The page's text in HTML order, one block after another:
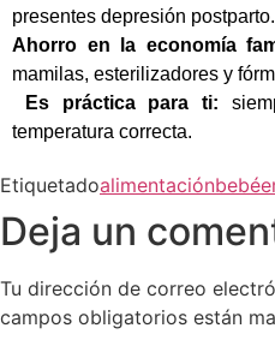
presentes depresión postparto.
Ahorro en la economía
mamilas, esterilizadores y
Es práctica para ti:
temperatura correcta.
Etiquetadoalimentaciónbebé
Deja un
Tu dirección de correo
campos obligatorios están